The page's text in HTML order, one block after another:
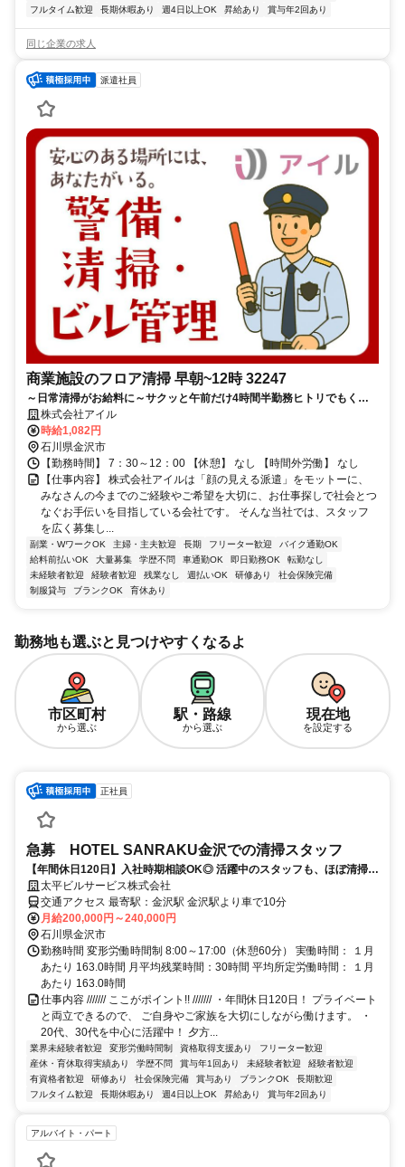
フルタイム歓迎
長期休暇あり 週4日以上OK 昇給あり 賞与年2回あり
同じ企業の求人
派遣社員
商業施設のフロア清掃 早朝~12時 32247
～日常清掃がお給料に～サクッと午前だけ4時間半勤務ヒトリでもくも
くと作業ができます！
株式会社アイル
時給1,082円
石川県金沢市
【勤務時間】 7：30～12：00 【休憩】 なし 【時間外労働】 なし
【仕事内容】 株式会社アイルは「顔の見える派遣」をモットーに、
みなさんの今までのご経験やご希望を大切に、お仕事探しで社会とつ
なぐお手伝いを目指している会社です。 そんな当社では、スタッフ
を広く募集し...
副業・WワークOK 主婦・主夫歓迎 長期 フリーター歓迎
バイク通勤OK
給料前払いOK
大量募集 学歴不問 車通勤OK 即日勤務OK
転勤なし
未経験者歓迎
経験者歓迎 残業なし 週払いOK 研修あり
社会保険完備
制服貸与
ブランクOK 育休あり
勤務地も選ぶと見つけやすくなるよ
市区町村
から選ぶ
駅・路線
から選ぶ
現在地
を設定する
正社員
急募 HOTEL SANRAKU金沢での清掃スタッフ
【年間休日120日】入社時期相談OK◎ 活躍中のスタッフも、ほぼ清掃未
経験からのスタートなので、未経験の方も安心◎
太平ビルサービス株式会社
交通アクセス 最寄駅：金沢駅 金沢駅より車で10分
月給200,000円～240,000円
石川県金沢市
勤務時間 変形労働時間制 8:00～17:00（休憩60分） 実働時間： １月
あたり 163.0時間 月平均残業時間：30時間 平均所定労働時間： １月
あたり 163.0時間
仕事内容 /////// ここがポイント!! /////// ・年間休日120日！ プライベート
と両立できるので、 ご自身やご家族を大切にしながら働けます。 ・
20代、30代を中心に活躍中！ 夕方...
業界未経験者歓迎 変形労働時間制 資格取得支援あり
フリーター歓迎
産休・育休取得実績あり
学歴不問 賞与年1回あり 未経験者歓迎
経験者歓迎
有資格者歓迎
研修あり 社会保険完備 賞与あり ブランクOK
長期歓迎
フルタイム歓迎
長期休暇あり 週4日以上OK 昇給あり 賞与年2回あり
アルバイト・パート